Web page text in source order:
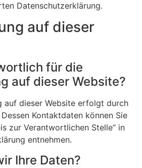
Datenschutzerklärung.
auf dieser
für die
auf dieser Website?
auf dieser Website erfolgt durch
Kontaktdaten können Sie
zur Verantwortlichen Stelle“ in
entnehmen.
Ihre Daten?